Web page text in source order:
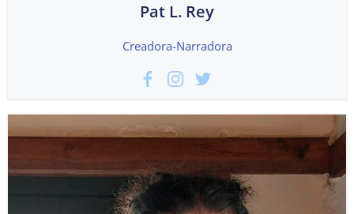
Pat L. Rey
Creadora-Narradora